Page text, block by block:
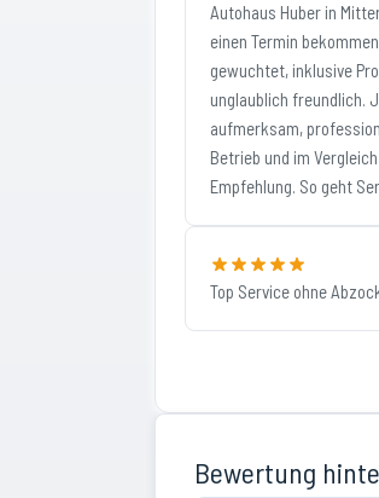
Autohaus Huber in
einen Termin
gewuchtet, inklusive
unglaublich freundlich.
aufmerksam,
Betrieb und im
Empfehlung. So geht
Top Service ohne
Bewertung